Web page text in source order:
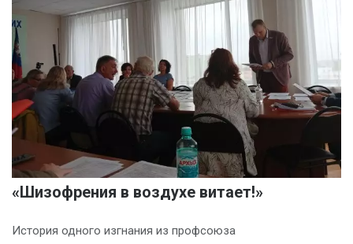
«Шизофрения в воздухе витает!»
История одного изгнания из профсоюза